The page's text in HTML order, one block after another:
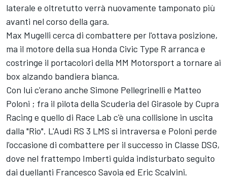
laterale e oltretutto verrà nuovamente tamponato più
avanti nel corso della gara.
Max Mugelli cerca di combattere per l'ottava posizione,
ma il motore della sua Honda Civic Type R arranca e
costringe il portacolori della MM Motorsport a tornare ai
box alzando bandiera bianca.
Con lui c'erano anche Simone Pellegrinelli e Matteo
Poloni ; fra il pilota della Scuderia del Girasole by Cupra
Racing e quello di Race Lab c'è una collisione in uscita
dalla "Rio". L'Audi RS 3 LMS si intraversa e Poloni perde
l'occasione di combattere per il successo in Classe DSG,
dove nel frattempo Imberti guida indisturbato seguito
dai duellanti Francesco Savoia ed Eric Scalvini.